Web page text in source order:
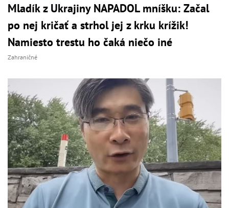
Mladík z Ukrajiny NAPADOL mníšku: Začal
po nej kričať a strhol jej z krku krížik!
Namiesto trestu ho čaká niečo iné
Zahraničné